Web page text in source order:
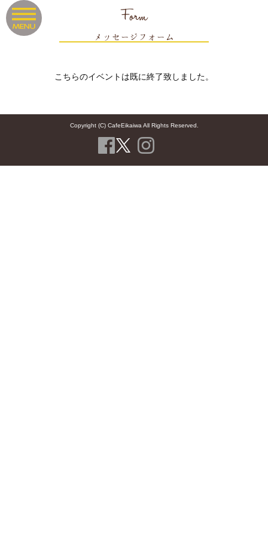
Form
メッセージフォーム
こちらのイベントは既に終了致しました。
Copyright (C) CafeEikaiwa All Rights Reserved.